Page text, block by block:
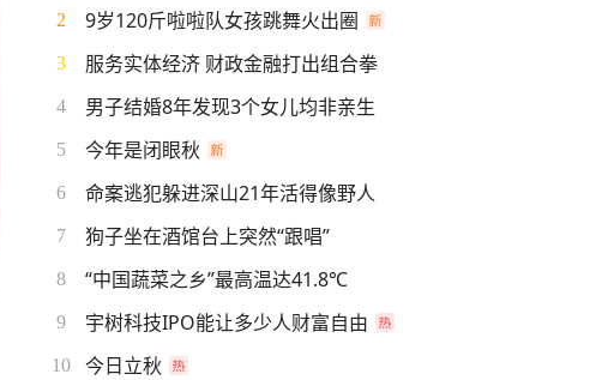
2 9岁120斤啦啦队女孩跳舞火出圈
3 服务实体经济 财政金融打出组合拳
4 男子结婚8年发现3个女儿均非亲生
5 今年是闭眼秋
6 命案逃犯躲进深山21年活得像野人
7 狗子坐在酒馆台上突然“跟唱”
8 “中国蔬菜之乡”最高温达41.8℃
9 宇树科技IPO能让多少人财富自由
10 今日立秋